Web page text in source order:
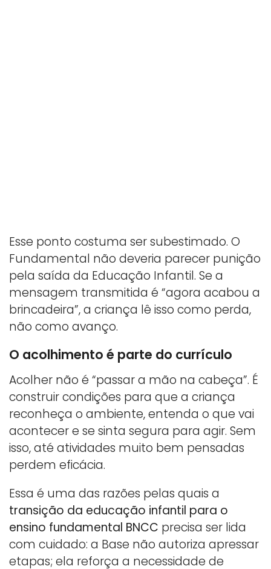
Esse ponto costuma ser subestimado. O
Fundamental não deveria parecer punição
pela saída da Educação Infantil. Se a
mensagem transmitida é “agora acabou a
brincadeira”, a criança lê isso como perda,
não como avanço.
O acolhimento é parte do currículo
Acolher não é “passar a mão na cabeça”. É
construir condições para que a criança
reconheça o ambiente, entenda o que vai
acontecer e se sinta segura para agir. Sem
isso, até atividades muito bem pensadas
perdem eficácia.
Essa é uma das razões pelas quais a
transição da educação infantil para o
ensino fundamental BNCC precisa ser lida
com cuidado: a Base não autoriza apressar
etapas; ela reforça a necessidade de